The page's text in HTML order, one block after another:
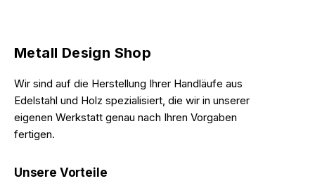
Metall Design Shop
Wir sind auf die Herstellung Ihrer Handläufe aus
Edelstahl und Holz spezialisiert, die wir in unserer
eigenen Werkstatt genau nach Ihren Vorgaben
fertigen.
Unsere Vorteile